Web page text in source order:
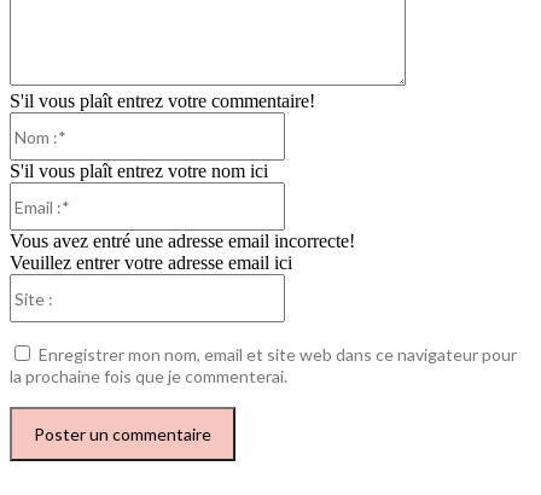
S'il vous plaît entrez votre commentaire!
S'il vous plaît entrez votre nom ici
Vous avez entré une adresse email incorrecte!
Veuillez entrer votre adresse email ici
Enregistrer mon nom, email et site web dans ce navigateur pour
la prochaine fois que je commenterai.